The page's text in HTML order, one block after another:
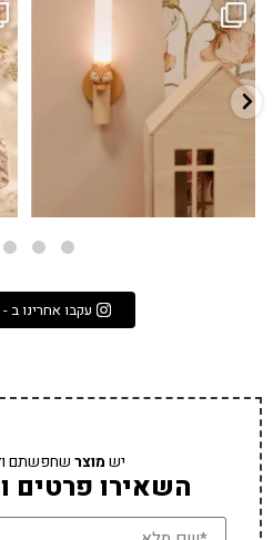
גם פריט עיצובי לחדר, גם מנורת לילה
...
3 0
עקבו אחרינו ב - Instagram
ישמוצרשחפשתם
השאירו פרטים